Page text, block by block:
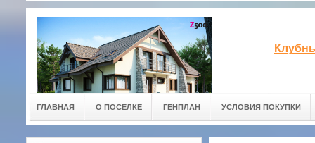
ГЛАВНАЯ О ПОСЕЛКЕ ГЕНПЛАН УСЛОВИЯ ПОКУПКИ